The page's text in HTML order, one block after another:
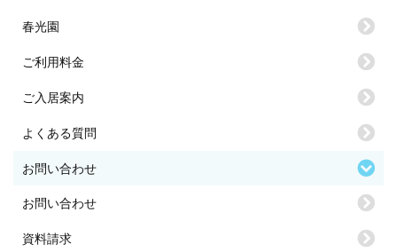
春光園
ご利用料金
ご入居案内
よくある質問
お問い合わせ
お問い合わせ
資料請求